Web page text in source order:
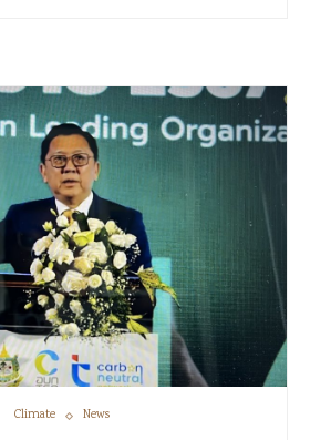
Climate News